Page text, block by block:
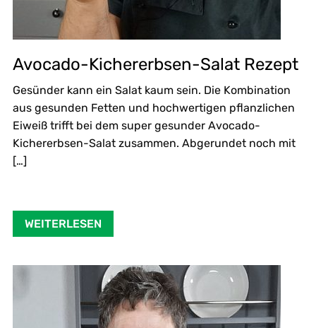
Avocado-Kichererbsen-Salat Rezept
Gesünder kann ein Salat kaum sein. Die Kombination
aus gesunden Fetten und hochwertigen pflanzlichen
Eiweiß trifft bei dem super gesunder Avocado-
Kichererbsen-Salat zusammen. Abgerundet noch mit
[…]
WEITERLESEN